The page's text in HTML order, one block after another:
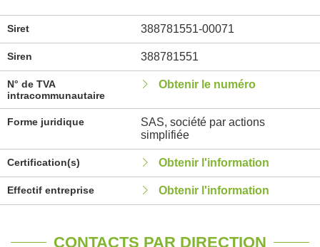
Siret 388781551-00071
Siren 388781551
N° de TVA
intracommunautaire
Obtenir le numéro
Forme juridique
SAS, société par actions
simplifiée
Certification(s) Obtenir l'information
Effectif entreprise Obtenir l'information
CONTACTS PAR DIRECTION